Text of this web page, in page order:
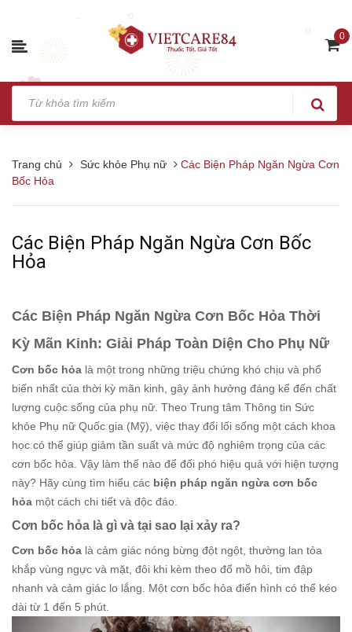
0
Trang chủ Sức khỏe Phụ nữ
Các Biện Pháp Ngăn Ngừa Cơn
Bốc Hỏa
Các Biện Pháp Ngăn Ngừa Cơn Bốc
Hỏa
Các Biện Pháp Ngăn Ngừa Cơn Bốc Hỏa Thời
Kỳ Mãn Kinh: Giải Pháp Toàn Diện Cho Phụ Nữ
Cơn bốc hỏa là một trong những triệu chứng khó chịu và phổ
biến nhất của thời kỳ mãn kinh, gây ảnh hưởng đáng kể đến chất
lượng cuộc sống của phụ nữ. Theo Trung tâm Thông tin Sức
khỏe Phụ nữ Quốc gia (Mỹ), việc thay đổi lối sống một cách khoa
học có thể giúp giảm tần suất và mức độ nghiêm trọng của các
cơn bốc hỏa. Vậy làm thế nào để đối phó hiệu quả với hiện tượng
này? Hãy cùng tìm hiểu các biện pháp ngăn ngừa cơn bốc
hỏa một cách chi tiết và độc đáo.
Cơn bốc hỏa là gì và tại sao lại xảy ra?
Cơn bốc hỏa là cảm giác nóng bừng đột ngột, thường lan tỏa
khắp vùng ngực và mặt, đôi khi kèm theo đổ mồ hôi, tim đập
nhanh và cảm giác lo lắng. Một cơn bốc hỏa điển hình có thể kéo
dài từ 1 đến 5 phút.